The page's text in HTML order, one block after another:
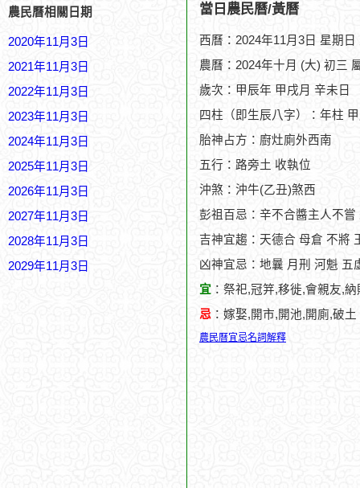
農民曆相關日期
2020年11月3日
2021年11月3日
2022年11月3日
2023年11月3日
2024年11月3日
2025年11月3日
2026年11月3日
2027年11月3日
2028年11月3日
2029年11月3日
當日農民曆/黃曆
西曆：2024年11月3日 星期日
農曆：2024年十月 (大) 初三
歲次：甲辰年 甲戌月 辛未日
四柱（即生辰八字）：年柱
胎神占方：廚灶廁外西南
五行：路旁土 收執位
沖煞：沖牛(乙丑)煞西
彭祖百忌：辛不合醬主人不
吉神宜趨：天德合 母倉 不將
凶神宜忌：地曩 月刑 河魁 五
宜 ：祭祀,冠笄,移徙,會親友,
忌 ：嫁娶,開市,開池,開廁,破土
農民曆宜忌名詞解釋